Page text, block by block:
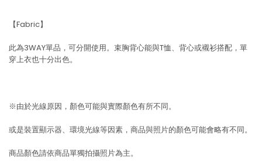
【Fabric】
此為3WAY單品，可分開使用。束胸背心能與T恤、背心或襯衫搭配，單
穿上衣也十分出色。
※由於光線原因，顏色可能與實際顏色有所不同。
或是裝置顯示器、環境光線等因素，商品與照片的顏色可能會略有不同。
商品顏色請依商品單獨拍攝照片為主。